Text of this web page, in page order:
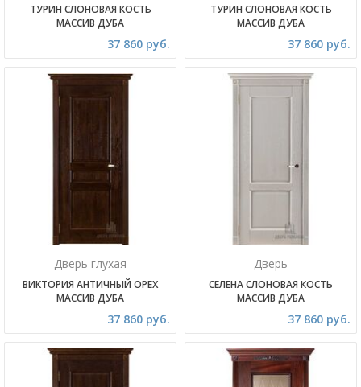
ТУРИН СЛОНОВАЯ КОСТЬ
МАССИВ ДУБА
37 860 руб.
ТУРИН СЛОНОВАЯ КОСТЬ
МАССИВ ДУБА
37 860 руб.
Дверь глухая
ВИКТОРИЯ АНТИЧНЫЙ ОРЕХ
МАССИВ ДУБА
37 860 руб.
Дверь
СЕЛЕНА СЛОНОВАЯ КОСТЬ
МАССИВ ДУБА
37 860 руб.